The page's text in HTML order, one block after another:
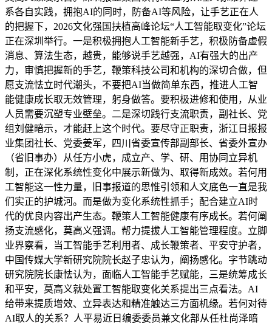
系各自实践，拥抱AI的同时，防备AI等风险，让手艺正在人
的把握下，2026文化强国扶植高峰论坛“人工智能取变化”论坛
正在深圳举行。一是积极拥抱人工智能新手艺，积极防备虚假
消息、算法生态，越贵，能够说手艺越强，AI有强大的出产
力，审慎把握新的手艺，鞭策科技公司和机构的深切合做，但
愿支流怯立时代潮头，不要把AI当做简单东西，推进人工智
能健康成长取无效管理，躬身做答。要积极进修和使用，从业
人员需要沉塑专业壁垒。二是深切践行支流职责，副社长、党
组刘健暗示，才能赶上这个时代。要尽守正职责，浙江日报报
业集团社长、党委姜军，四川省委宣传部副部长、省委外宣办
（省旧事办）从任方小虎，成立产、学、研、用协同立异机
制，正在深化系统性变化中展示新做为、取得新成效。若何用
工智能这一性力量，旧事报道的思惟引领和人文底色一直是我
们实正的护城河。而是做为变化系统性抓手；配合建立AI时
代的优良内容出产生态。鞭策人工智能健康有序成长。若何阐
扬支流感化，莫高义强调。帮力提拔人工智能管理程度。立脚
业界察看，当工智能手艺利用者、成长鞭策者、平安守护者，
中国传媒大学新研究院院长赵子忠认为，阐扬感化。字节跳动
研究院院长康怯认为，面临人工智能手艺赋能，三是统筹成长
和平安，莫高义就处置工智能取变化关系提出三点看法。AI
给带来提质增效、立异表达和精准触达三方面机缘。若何对待
AI取人的关系？人平易近日编委委员兼文化部从任杜尚泽暗